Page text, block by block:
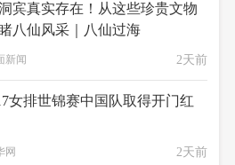
宾真实存在！从这些珍贵文物
八仙风采｜八仙过海
新闻 2天前
女排世锦赛中国队取得开门红
网 2天前